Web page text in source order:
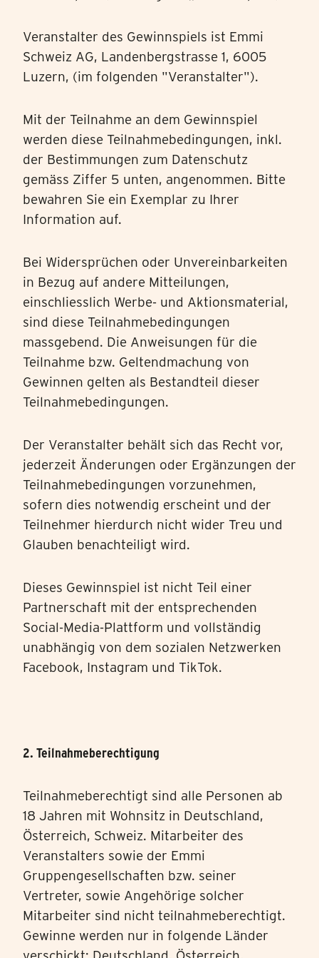
Veranstalter des Gewinnspiels ist Emmi
Schweiz AG, Landenbergstrasse 1, 6005
Luzern, (im folgenden "Veranstalter").
Mit der Teilnahme an dem Gewinnspiel
werden diese Teilnahmebedingungen, inkl.
der Bestimmungen zum Datenschutz
gemäss Ziffer 5 unten, angenommen. Bitte
bewahren Sie ein Exemplar zu Ihrer
Information auf.
Bei Widersprüchen oder Unvereinbarkeiten
in Bezug auf andere Mitteilungen,
einschliesslich Werbe- und Aktionsmaterial,
sind diese Teilnahmebedingungen
massgebend. Die Anweisungen für die
Teilnahme bzw. Geltendmachung von
Gewinnen gelten als Bestandteil dieser
Teilnahmebedingungen.
Der Veranstalter behält sich das Recht vor,
jederzeit Änderungen oder Ergänzungen der
Teilnahmebedingungen vorzunehmen,
sofern dies notwendig erscheint und der
Teilnehmer hierdurch nicht wider Treu und
Glauben benachteiligt wird.
Dieses Gewinnspiel ist nicht Teil einer
Partnerschaft mit der entsprechenden
Social-Media-Plattform und vollständig
unabhängig von dem sozialen Netzwerken
Facebook, Instagram und TikTok.
2. Teilnahmeberechtigung
Teilnahmeberechtigt sind alle Personen ab
18 Jahren mit Wohnsitz in Deutschland,
Österreich, Schweiz. Mitarbeiter des
Veranstalters sowie der Emmi
Gruppengesellschaften bzw. seiner
Vertreter, sowie Angehörige solcher
Mitarbeiter sind nicht teilnahmeberechtigt.
Gewinne werden nur in folgende Länder
Umfang wie jene der Schweiz und/oder der EU/des EWR
schützen.
Durch Bestätigen von “Alle zulassen und fortsetzen” stimmst
du der Verwendung aller Cookies zu. Über den Button “Meine
Kategorien zu. Cookie-Einstellungen kannst du über den Link
in der Fußzeile „Datenschutzrichtlinien" ändern. Mehr
erfährst du in unserenDatenschutzrichtlinien.